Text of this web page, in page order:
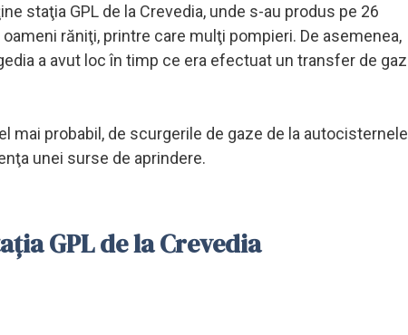
staţia GPL de la Crevedia, unde s-au produs pe 26
răniţi, printre care mulţi pompieri. De asemenea,
a avut loc în timp ce era efectuat un transfer de gaz
probabil, de scurgerile de gaze de la autocisternele
unei surse de aprindere.
GPL de la Crevedia